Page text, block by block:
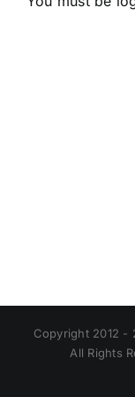
Copyright 2012 -
All Rights